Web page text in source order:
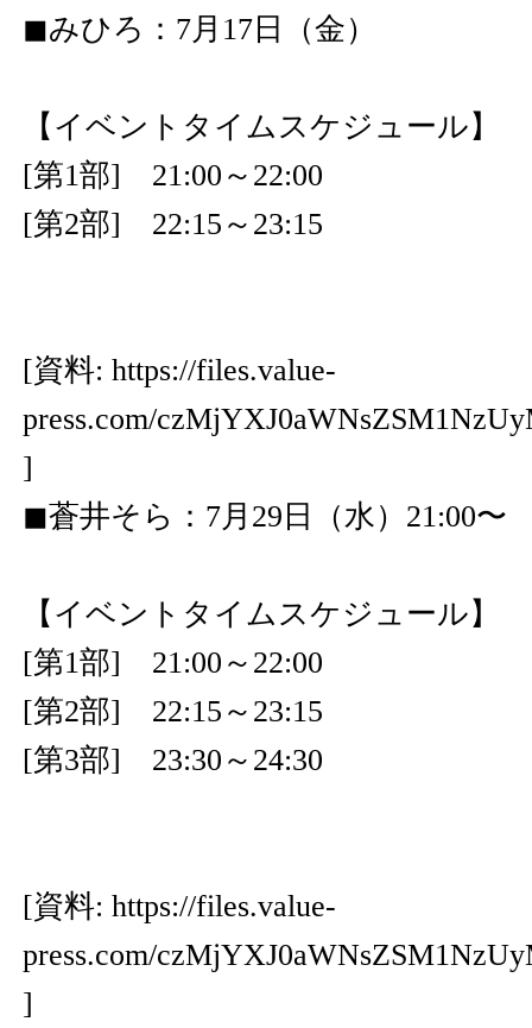
◼︎みひろ：7月17日（金）
【イベントタイムスケジュール】
[第1部] 21:00～22:00
[第2部] 22:15～23:15
[資料: https://files.value-
press.com/
]
◼︎蒼井そら：7月29日（水）21:00〜
【イベントタイムスケジュール】
[第1部] 21:00～22:00
[第2部] 22:15～23:15
[第3部] 23:30～24:30
[資料: https://files.value-
press.com/
]